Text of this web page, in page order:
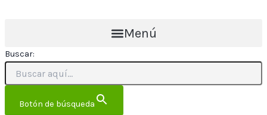
Menú
Buscar:
Botón de búsqueda